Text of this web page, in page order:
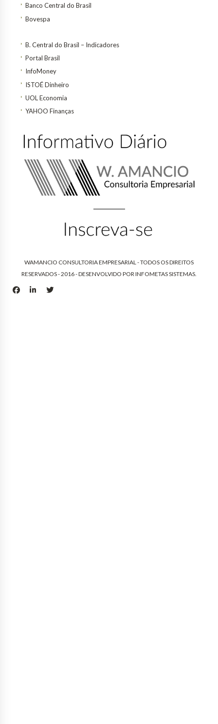
Banco Central do Brasil
Bovespa
B. Central do Brasil – Indicadores
Portal Brasil
InfoMoney
ISTOÉ Dinheiro
UOL Economia
YAHOO Finanças
WAMANCIO CONSULTORIA EMPRESARIAL - TODOS OS DIREITOS
RESERVADOS - 2016 - DESENVOLVIDO PORINFOMETAS SISTEMAS.